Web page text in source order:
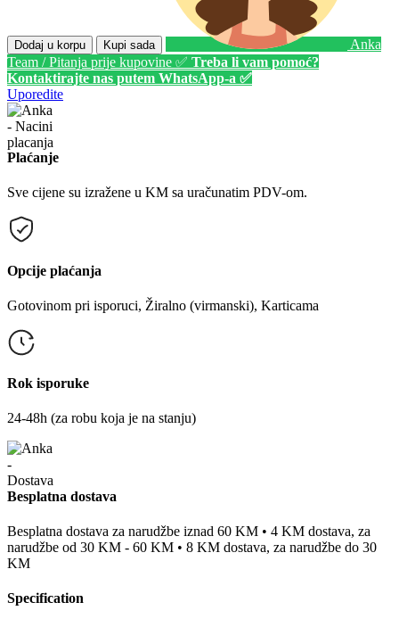
Dodaj u korpu Kupi sada
Anka
Team / Pitanja prije kupovine ✅ Treba li vam pomoć?
Kontaktirajte nas putem WhatsApp-a ✅
Uporedite
Plaćanje
Sve cijene su izražene u KM sa uračunatim PDV-om.
Opcije plaćanja
Gotovinom pri isporuci, Žiralno (virmanski), Karticama
Rok isporuke
24-48h (za robu koja je na stanju)
Besplatna dostava
Besplatna dostava za narudžbe iznad 60 KM • 4 KM dostava, za
narudžbe od 30 KM - 60 KM • 8 KM dostava, za narudžbe do 30
KM
Specification